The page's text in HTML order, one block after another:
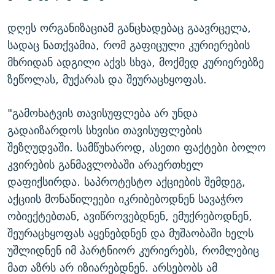
დღეს ორგანიზაციამ განცხადებაც გაავრცელა,
სადაც ნათქვამია, რომ გაფიცული კურიერების
მხრიდან ადგილი აქვს სხვა, მოქმედ კურიერებზე
ზეწოლას, მუქარას და შეურაცხყოფას.
"გამოხატვის თავისუფლება არ უნდა
გადაიზარდოს სხვისი თავისუფლების
შეზღუდვაში. სამწუხაროდ, ასეთი ფაქტები ბოლო
კვირების განმავლობაში არაერთხელ
დაფიქსირდა. საპროტესტო აქციების შემდეგ,
აქციის მონაწილეები იკრიბებოდნენ სავაჭრო
ობიექტებთან, ავიწროვებდნენ, ემუქრებოდნენ,
შეურაცხყოფას აყენებდნენ და მუშაობაში ხელს
უშლიდნენ იმ პარტნიორ კურიერებს, რომლებიც
მათ აზრს არ იზიარებდნენ. არსებობს ამ